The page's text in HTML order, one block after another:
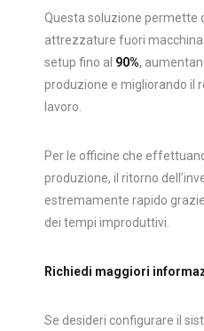
Questa soluzione permette
attrezzature fuori
setup fino al 90%,
produzione e migliorando il
lavoro.
Per le officine che
produzione, il ritorno
estremamente rapido
dei tempi improduttivi.
Richiedi maggiori
Se desideri configurare il